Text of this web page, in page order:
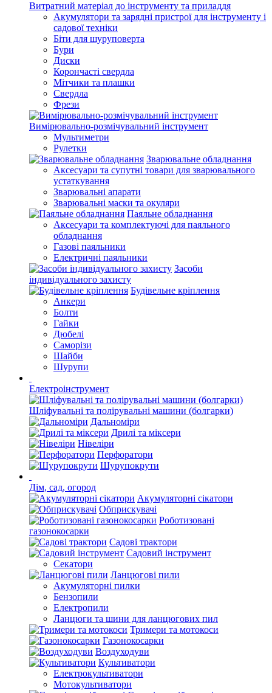
Витратний матеріал до інструменту та приладдя
Акумулятори та зарядні пристрої для інструменту і
садової техніки
Біти для шуруповерта
Бури
Диски
Корончасті свердла
Мітчики та плашки
Свердла
Фрези
Вимірювально-розмічувальний інструмент
Мультиметри
Рулетки
Зварювальне обладнання
Аксесуари та супутні товари для зварювального
устаткування
Зварювальні апарати
Зварювальні маски та окуляри
Паяльне обладнання
Аксесуари та комплектуючі для паяльного
обладнання
Газові паяльники
Електричні паяльники
Засоби
індивідуального захисту
Будівельне кріплення
Анкери
Болти
Гайки
Дюбелі
Саморізи
Шайби
Шурупи
Електроінструмент
Шліфувальні та полірувальні машини (болгарки)
Дальноміри
Дрилі та міксери
Нівеліри
Перфоратори
Шурупокрути
Дім, сад, огород
Акумуляторні сікатори
Обприскувачі
Роботизовані
газонокосарки
Садові трактори
Садовий інструмент
Секатори
Ланцюгові пили
Акумуляторні пилки
Бензопили
Електропили
Ланцюги та шини для ланцюгових пил
Тримери та мотокоси
Газонокосарки
Воздуходуви
Культиватори
Електрокультиватори
Мотокультиватори